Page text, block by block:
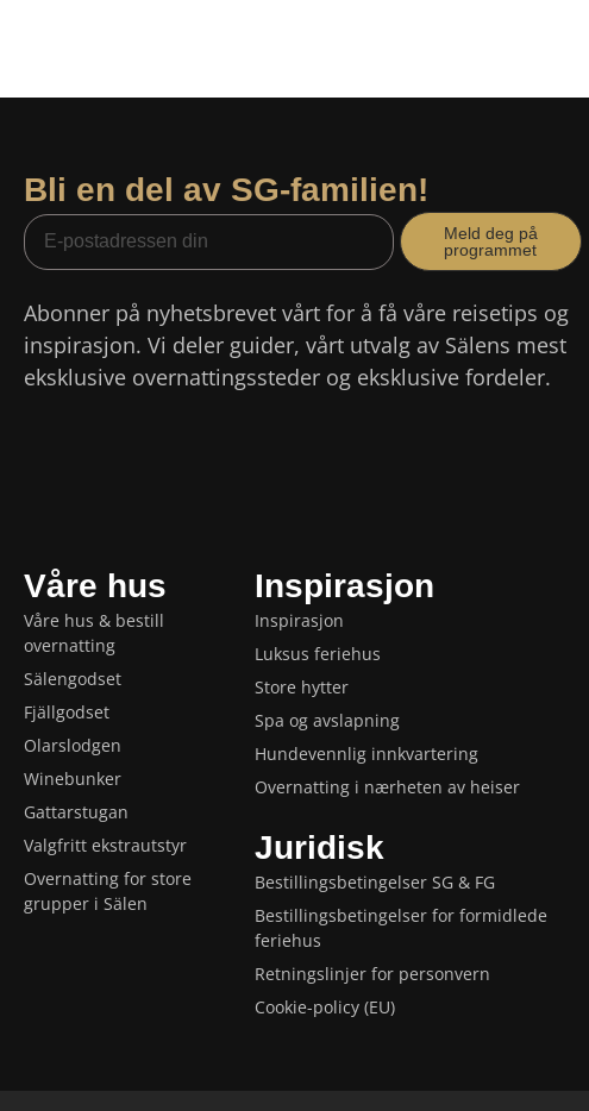
Bli en del av SG-familien!
Meld deg på
programmet
Abonner på nyhetsbrevet vårt for å få våre reisetips og
inspirasjon. Vi deler guider, vårt utvalg av Sälens mest
eksklusive overnattingssteder og eksklusive fordeler.
Våre hus
Våre hus & bestill
overnatting
Sälengodset
Fjällgodset
Olarslodgen
Winebunker
Gattarstugan
Valgfritt ekstrautstyr
Overnatting for store
grupper i Sälen
Inspirasjon
Inspirasjon
Luksus feriehus
Store hytter
Spa og avslapning
Hundevennlig innkvartering
Overnatting i nærheten av heiser
Juridisk
Bestillingsbetingelser SG & FG
Bestillingsbetingelser for formidlede
feriehus
Retningslinjer for personvern
Cookie-policy (EU)